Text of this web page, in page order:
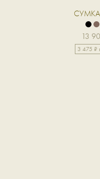
СУМКА
13
3 475 ₽